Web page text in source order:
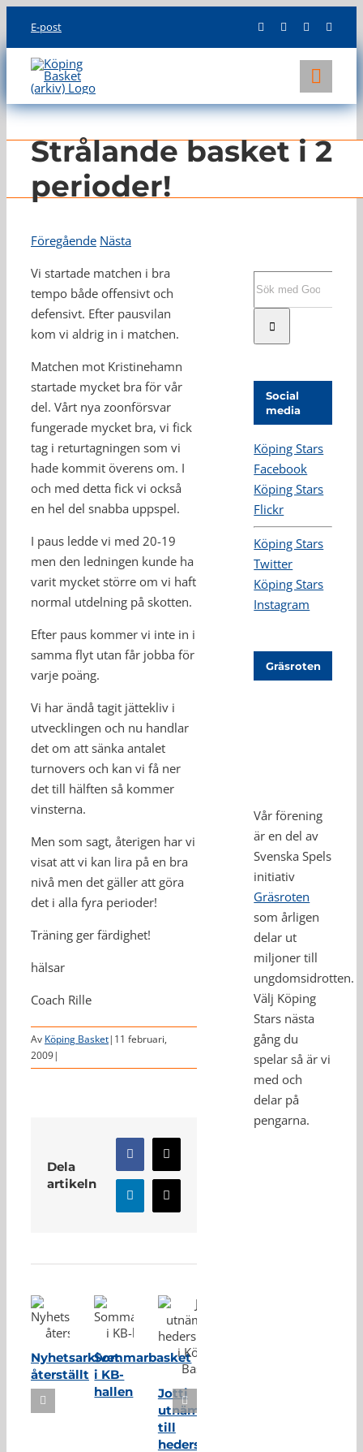
content
E-post
KLUBBEN
LAG
INFO
Strålande basket i 2
perioder!
Föregående Nästa
Vi startade matchen i bra
tempo både offensivt och
defensivt. Efter pausvilan
kom vi aldrig in i matchen.
Matchen mot Kristinehamn
startade mycket bra för vår
del. Vårt nya zoonförsvar
fungerade mycket bra, vi fick
tag i returtagningen som vi
hade kommit överens om. I
och med detta fick vi också
en hel del snabba uppspel.
I paus ledde vi med 20-19
men den ledningen kunde ha
varit mycket större om vi haft
normal utdelning på skotten.
Efter paus kommer vi inte in i
samma flyt utan får jobba för
varje poäng.
Vi har ändå tagit jättekliv i
utvecklingen och nu handlar
det om att sänka antalet
turnovers och kan vi få ner
det till hälften så kommer
vinsterna.
Men som sagt, återigen har vi
visat att vi kan lira på en bra
nivå men det gäller att göra
det i alla fyra perioder!
Träning ger färdighet!
hälsar
Coach Rille
Av Köping Basket| 11 februari,
2009|
Dela
artikeln
Facebook
X
LinkedInE-
post
Nyhetsarkivet
återställt
Sommarbasket
i KB-
hallen
Jotti
utnämnd
till
hedersmedlem
Social
media
Köping Stars
Facebook
Köping Stars
Flickr
Köping Stars
Twitter
Köping Stars
Instagram
Gräsroten
Vår förening
är en del av
Svenska Spels
initiativ
Gräsroten
som årligen
delar ut
miljoner till
ungdomsidrotten.
Välj Köping
Stars nästa
gång du
spelar så är vi
med och
delar på
pengarna.